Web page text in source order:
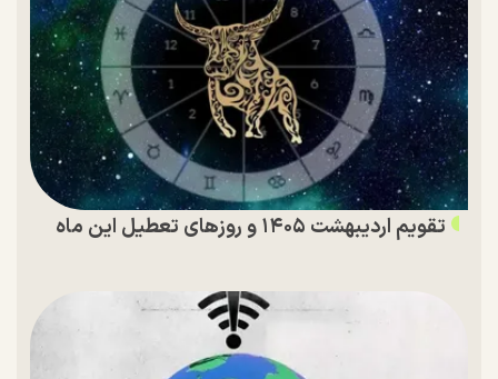
تقویم اردیبهشت ۱۴۰۵ و روز‌های تعطیل این ماه